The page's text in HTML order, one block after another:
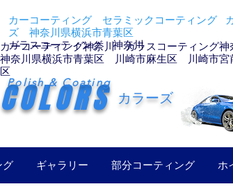
カーコーティング セラミックコーティング
ズ 神奈川県横浜市青葉区
ガラスコーティング 神奈川
カーコーティング神奈川 ガラスコーティング
神奈川県横浜市青葉区 川崎市麻生区 川崎市
区
COLORS
Polish & Coating
カラーズ
グ ギャラリー 部分コーティング ホ